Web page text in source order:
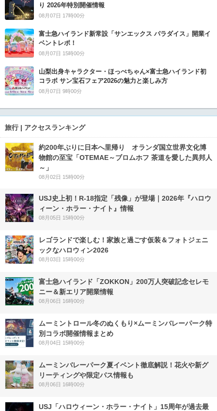
り 2026年特別開催情報
08月07日 17時00分
富士急ハイランド新常設「サンエックス パラダイス」開業イ
ベントレポ！
08月07日 15時00分
山梨出身キャラクター・ほっぺちゃん×富士急ハイランド初
コラボ サン宝石フェア2026の魅力と楽しみ方
08月07日 9時00分
旅行 | アクセスランキング
約200年ぶりに日本へ里帰り オランダ国立世界文化博
物館の至宝「OTEMAE～ブロムホフ 茶道を愛した異邦人
～」
08月02日 15時00分
USJ史上初！R-18指定「残像」が登場｜2026年『ハロウ
ィーン・ホラー・ナイト』情報
08月05日 15時00分
レゴランドで楽しむ！家族と過ごす仮装＆フォトジェニ
ックなハロウィン2026
08月03日 15時00分
富士急ハイランド「ZOKKON」200万人突破記念セレモ
ニー＆新エリア開業情報
08月06日 16時00分
ムーミントロール冬のぬくもり×ムーミンバレーパーク特
別コラボ開催情報まとめ
08月04日 15時00分
ムーミンバレーパーク夏イベント徹底解説！花火や新グ
リーティングや限定パス情報も
08月06日 16時00分
USJ「ハロウィーン・ホラー・ナイト」15周年が過去最